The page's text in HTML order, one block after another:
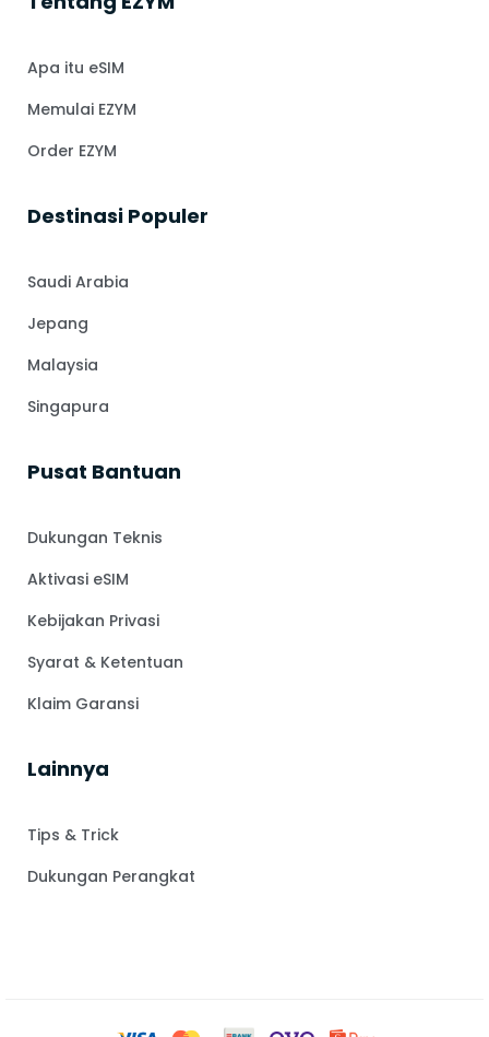
Apa itu eSIM
Memulai EZYM
Order EZYM
⁠Destinasi Populer
Saudi Arabia
Jepang
Malaysia
Singapura
Pusat Bantuan
Dukungan Teknis
Aktivasi eSIM
Kebijakan Privasi
Syarat & Ketentuan
Klaim Garansi
Lainnya
Tips & Trick
Dukungan Perangkat